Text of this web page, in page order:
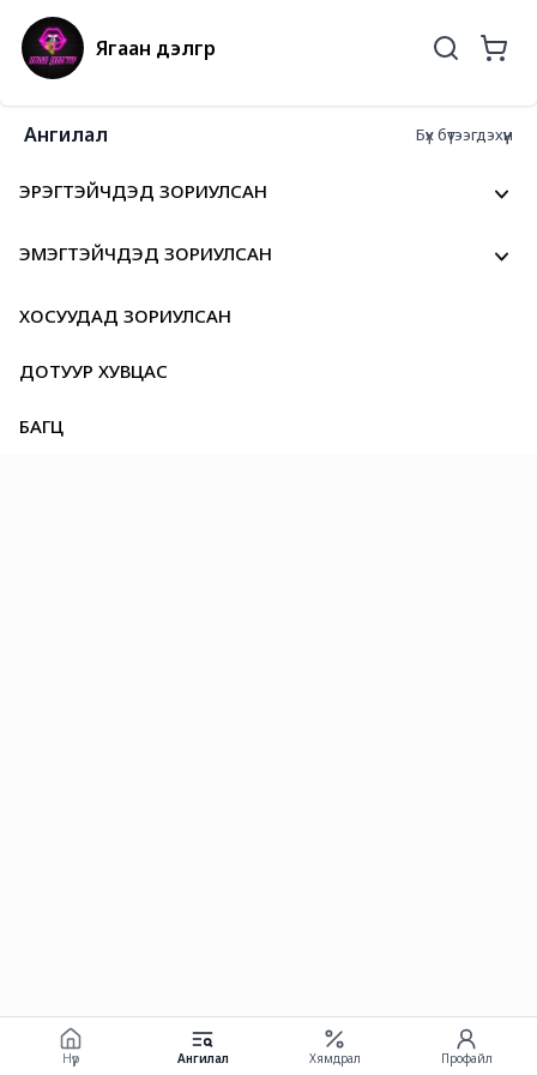
Ягаан дэлгүүр
Ангилал Бүх бүтээгдэхүүн
ЭРЭГТЭЙЧҮҮДЭД ЗОРИУЛСАН
ЭМЭГТЭЙЧҮҮДЭД ЗОРИУЛСАН
ХОСУУДАД ЗОРИУЛСАН
ДОТУУР ХУВЦАС
БАГЦ
Нүүр Ангилал Хямдрал Профайл